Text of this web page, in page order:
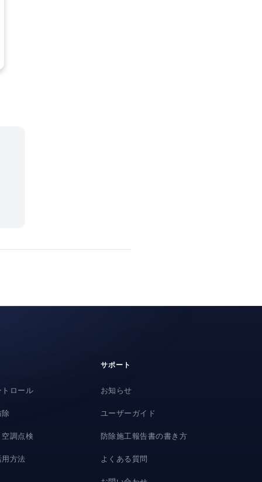
ロール
調点検
方法
サポート
お知らせ
ユーザーガイド
防除施工報告書の書き方
よくある質問